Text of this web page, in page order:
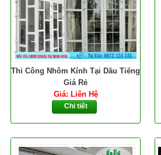
Thi Công Nhôm Kính Tại Dầu Tiếng
Giá Rẻ
Giá: Liên Hệ
Chi tiết